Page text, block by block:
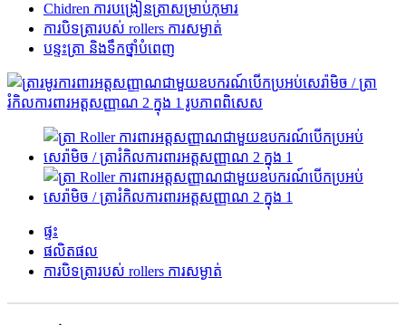
Chidren ការបង្រៀនត្រាសម្រាប់កុមារ
ការបិទត្រារបស់ rollers ការសម្ងាត់
បន្ទះត្រា និងទឹកថ្នាំបំពេញ
ផ្ទះ
ផលិតផល
ការបិទត្រារបស់ rollers ការសម្ងាត់